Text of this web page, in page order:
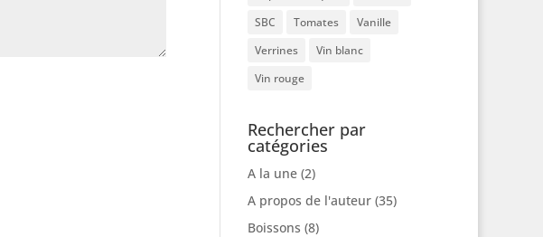
SBC
Tomates
Vanille
Verrines
Vin blanc
Vin rouge
Rechercher par
catégories
A la une(2)
A propos de l'auteur(35)
Boissons (8)